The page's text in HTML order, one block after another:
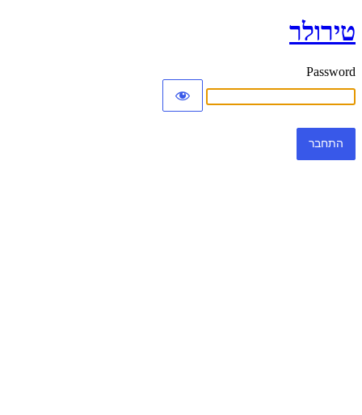
טירולר
Password